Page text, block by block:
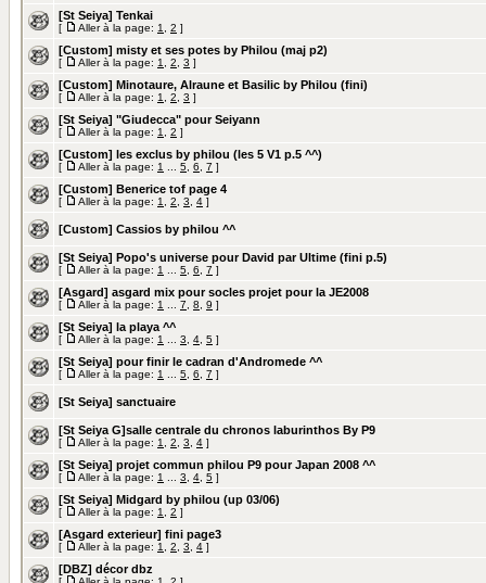
[St Seiya] Tenkai
[ Aller à la page: 1 2 ]
[Custom] misty et ses potes by Philou (maj p2)
[ Aller à la page: 1 2 3 ]
[Custom] Minotaure, Alraune et Basilic by Philou (fini)
[ Aller à la page: 1 2 3 ]
[St Seiya] "Giudecca" pour Seiyann
[ Aller à la page: 1 2 ]
[Custom] les exclus by philou (les 5 V1 p.5 ^^)
[ Aller à la page: 1 5 6 7 ]
[Custom] Benerice tof page 4
[ Aller à la page: 1 2 3 4 ]
[Custom] Cassios by philou ^^
[St Seiya] Popo's universe pour David par Ultime (fini p.5)
[ Aller à la page: 1 5 6 7 ]
[Asgard] asgard mix pour socles projet pour la JE2008
[ Aller à la page: 1 7 8 9 ]
[St Seiya] la playa ^^
[ Aller à la page: 1 3 4 5 ]
[St Seiya] pour finir le cadran d'Andromede ^^
[ Aller à la page: 1 5 6 7 ]
[St Seiya] sanctuaire
[St Seiya G]salle centrale du chronos laburinthos By P9
[ Aller à la page: 1 2 3 4 ]
[St Seiya] projet commun philou P9 pour Japan 2008 ^^
[ Aller à la page: 1 3 4 5 ]
[St Seiya] Midgard by philou (up 03/06)
[ Aller à la page: 1 2 ]
[Asgard exterieur] fini page3
[ Aller à la page: 1 2 3 4 ]
[DBZ] décor dbz